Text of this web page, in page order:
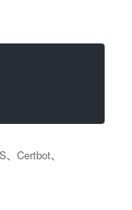
、Certbot、